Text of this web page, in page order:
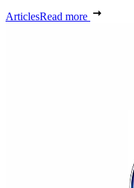
ArticlesRead more